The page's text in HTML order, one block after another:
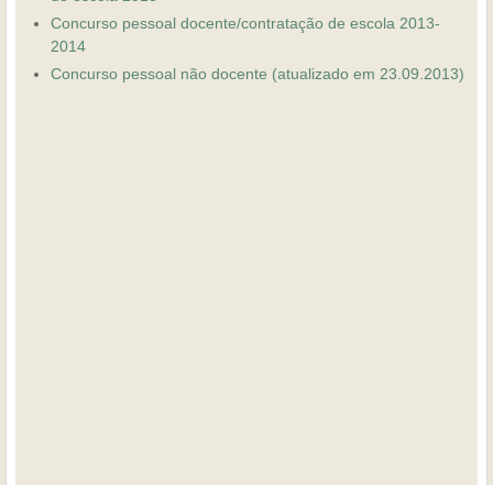
Concurso pessoal docente/contratação de escola 2013-
2014
Concurso pessoal não docente (atualizado em 23.09.2013)